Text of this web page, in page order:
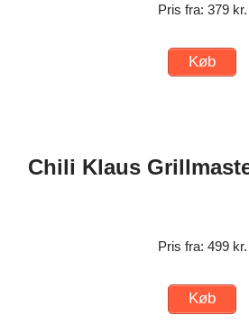
Pris fra: 379 kr.
Køb
Chili Klaus
Pris fra: 499 kr.
Køb